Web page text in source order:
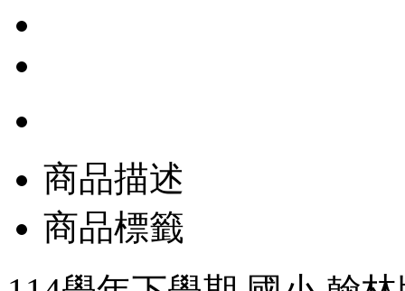
商品描述
商品標籤